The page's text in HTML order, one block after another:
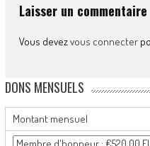
Laisser un commentaire
Vous devezvous connecter
DONS MENSUELS
Montant mensuel